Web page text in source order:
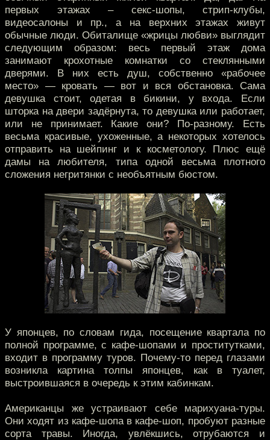
первых этажах – секс-шопы, стрип-клубы,
видеосалоны и пр., а на верхних этажах живут
обычные люди. Обиталище «жрицы любви» выглядит
следующим образом: весь первый этаж дома
занимают крохотные комнатки со стеклянными
дверями. В них есть душ, собственно «рабочее
место» — кровать — вот и вся обстановка. Сама
девушка стоит, одетая в бикини, у входа. Если
шторка на двери задёрнута, то девушка или работает,
или не принимает. Какие они? По-разному. Есть
весьма красивые, ухоженные, а некоторых хотелось
отправить на шейпинг и к косметологу. Плюс ещё
дамы на любителя, типа одной весьма плотного
сложения негритянки с необъятным бюстом.
У японцев, по словам гида, посещение квартала по
полной программе, с кафе-шопами и проститутками,
входит в программу туров. Почему-то перед глазами
возникла картина толпы японцев, как в туалет,
выстроившаяся в очередь к этим кабинкам.
Американцы же устраивают себе марихуана-туры.
Они ходят из кафе-шопа в кафе-шоп, пробуют разные
сорта травы. Иногда, увлёкшись, отрубаются и